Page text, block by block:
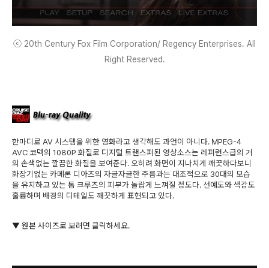
ⓒ 20th Century Fox Film Corporation/ Regency Enterprises. All
Right Reserved.
한마디로 AV 시스템을 위한 영화라고 생각해도 과언이 아니다. MPEG-4
AVC 코덱의 1080P 화질로 디지털 트랜스퍼된 영상소스는 레퍼런스급의 거
의 손색없는 깔끔한 화질을 보여준다. 오히려 화면이 지나치게 깨끗하다보니
화장기없는 카메론 디아즈의 자글자글한 주름과는 대조적으로 30대의 모습
을 유지하고 있는 톰 크루즈의 피부가 놀랍게 느껴질 정도다. 선예도와 색감도
훌륭하며 배경의 디테일도 깨끗하게 표현되고 있다.
▼ 원본 사이즈로 보려면 클릭하세요.